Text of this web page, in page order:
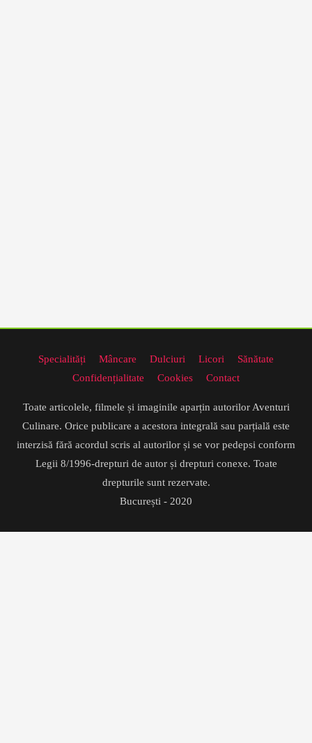
Specialități Mâncare Dulciuri Licori
Sănătate
Confidențialitate
Cookies Contact
Toate articolele, filmele și imaginile aparțin autorilor Aventuri
Culinare. Orice publicare a acestora integrală sau parțială este
interzisă fără acordul scris al autorilor și se vor pedepsi conform
Legii 8/1996-drepturi de autor și drepturi conexe. Toate
drepturile sunt rezervate.
București - 2020